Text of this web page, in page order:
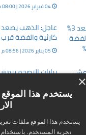
كارثية والفضة قرب
بيانات التضخم
30 بنوفمبر 2023 | 06:34 م
العقود الآجلة
دورة الولايات
×
يستخدم هذا
يستخدم هذا الموقع ملفات
تجربة المستخدم.